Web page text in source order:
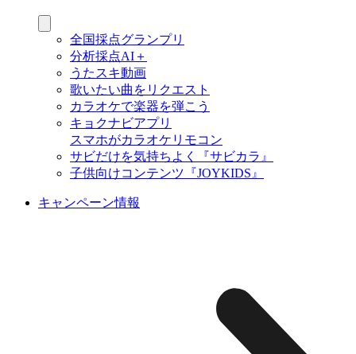
全国採点グランプリ
分析採点AI＋
うたスキ動画
歌いたい曲をリクエスト
カラオケで楽器を弾こう
キョクナビアプリ
スマホがカラオケリモコン
サビだけを気持ちよく『サビカラ』
子供向けコンテンツ『JOYKIDS』
キャンペーン情報